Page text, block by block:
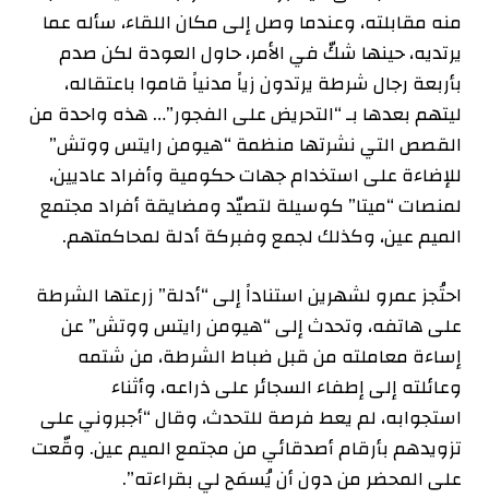
منه مقابلته، وعندما وصل إلى مكان اللقاء، سأله عما
يرتديه، حينها شكّ في الأمر، حاول العودة لكن صدم
بأربعة رجال شرطة يرتدون زياً مدنياً قاموا باعتقاله،
ليتهم بعدها بـ “التحريض على الفجور”… هذه واحدة من
القصص التي نشرتها منظمة “هيومن رايتس ووتش”
للإضاءة على استخدام جهات حكومية وأفراد عاديين،
لمنصات “ميتا” كوسيلة لتصيّد ومضايقة أفراد مجتمع
الميم عين، وكذلك لجمع وفبركة أدلة لمحاكمتهم.
احتُجز عمرو لشهرين استناداً إلى “أدلة” زرعتها الشرطة
على هاتفه، وتحدث إلى “هيومن رايتس ووتش” عن
إساءة معاملته من قبل ضباط الشرطة، من شتمه
وعائلته إلى إطفاء السجائر على ذراعه، وأثناء
استجوابه، لم يعط فرصة للتحدث، وقال “أجبروني على
تزويدهم بأرقام أصدقائي من مجتمع الميم عين. وقّعت
على المحضر من دون أن يُسمَح لي بقراءته”.